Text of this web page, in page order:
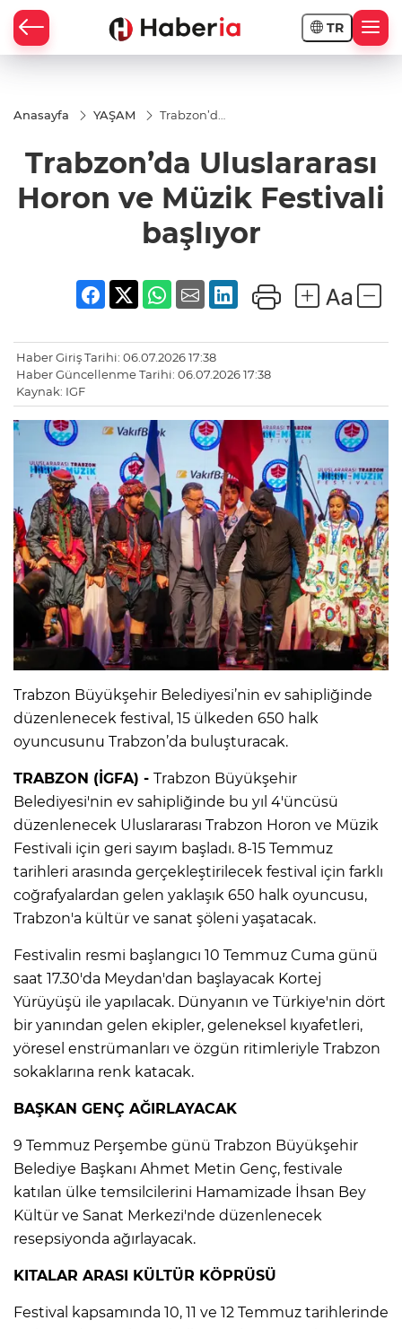
TR
Anasayfa YAŞAM
Trabzon’da
Müzik
Festivali
başlıyor
Trabzon’da Uluslararası
Horon ve Müzik Festivali
başlıyor
Haber Giriş Tarihi: 06.07.2026 17:38
Haber Güncellenme Tarihi: 06.07.2026 17:38
Kaynak: IGF
Trabzon Büyükşehir Belediyesi’nin ev sahipliğinde
düzenlenecek festival, 15 ülkeden 650 halk
oyuncusunu Trabzon’da buluşturacak.
TRABZON (İGFA) - Trabzon Büyükşehir
Belediyesi'nin ev sahipliğinde bu yıl 4'üncüsü
düzenlenecek Uluslararası Trabzon Horon ve Müzik
Festivali için geri sayım başladı. 8-15 Temmuz
tarihleri arasında gerçekleştirilecek festival için farklı
coğrafyalardan gelen yaklaşık 650 halk oyuncusu,
Trabzon'a kültür ve sanat şöleni yaşatacak.
Festivalin resmi başlangıcı 10 Temmuz Cuma günü
saat 17.30'da Meydan'dan başlayacak Kortej
Yürüyüşü ile yapılacak. Dünyanın ve Türkiye'nin dört
bir yanından gelen ekipler, geleneksel kıyafetleri,
yöresel enstrümanları ve özgün ritimleriyle Trabzon
sokaklarına renk katacak.
BAŞKAN GENÇ AĞIRLAYACAK
9 Temmuz Perşembe günü Trabzon Büyükşehir
Belediye Başkanı Ahmet Metin Genç, festivale
katılan ülke temsilcilerini Hamamizade İhsan Bey
Kültür ve Sanat Merkezi'nde düzenlenecek
resepsiyonda ağırlayacak.
KITALAR ARASI KÜLTÜR KÖPRÜSÜ
Festival kapsamında 10, 11 ve 12 Temmuz tarihlerinde